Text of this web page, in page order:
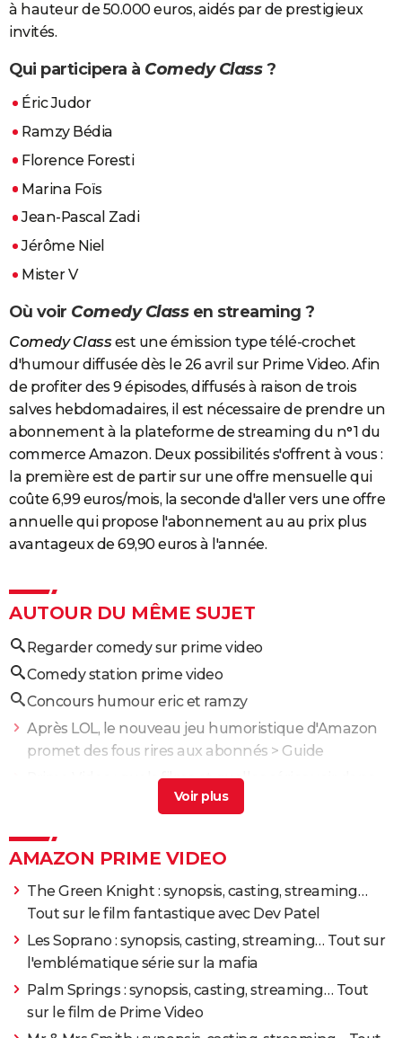
à hauteur de 50.000 euros, aidés par de prestigieux
invités.
Qui participera à Comedy Class?
Éric Judor
Ramzy Bédia
Florence Foresti
Marina Foïs
Jean-Pascal Zadi
Jérôme Niel
Mister V
Où voir Comedy Class en streaming ?
Comedy Class est une émission type télé-crochet
d'humour diffusée dès le 26 avril sur Prime Video. Afin
de profiter des 9 épisodes, diffusés à raison de trois
salves hebdomadaires, il est nécessaire de prendre un
abonnement à la plateforme de streaming du n°1 du
commerce Amazon. Deux possibilités s'offrent à vous :
la première est de partir sur une offre mensuelle qui
coûte 6,99 euros/mois, la seconde d'aller vers une offre
annuelle qui propose l'abonnement au au prix plus
avantageux de 69,90 euros à l'année.
AUTOUR DU MÊME SUJET
Regarder comedy sur prime video
Comedy station prime video
Concours humour eric et ramzy
Après LOL, le nouveau jeu humoristique d'Amazon
promet des fous rires aux abonnés > Guide
Prime Video : quels films et quelles séries voir dans
> Guide
> Guide
Tout sur la plateforme d'Amazon> Guide
Une nouvelle série romantique made in France est à
voir sur Prime Video> Guide
AMAZON PRIME VIDEO
The Green Knight : synopsis, casting, streaming…
Tout sur le film fantastique avec Dev Patel
Les Soprano : synopsis, casting, streaming… Tout sur
l'emblématique série sur la mafia
Palm Springs : synopsis, casting, streaming… Tout
sur le film de Prime Video